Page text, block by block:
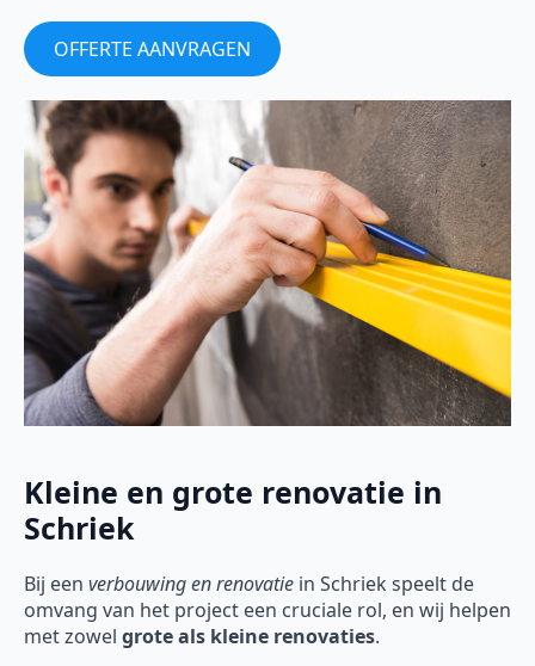
OFFERTE AANVRAGEN
Kleine en grote renovatie in
Schriek
Bij een verbouwing en renovatie in Schriek speelt de
omvang van het project een cruciale rol, en wij helpen
met zowel grote als kleine renovaties.